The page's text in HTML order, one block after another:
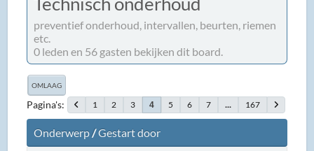
preventief onderhoud, intervallen, beurten, riemen
etc.
0 leden en 56 gasten bekijken dit board.
OMLAAG
Pagina's 1 2 3 4 5 6 7 ... 167
Onderwerp/Gestart door